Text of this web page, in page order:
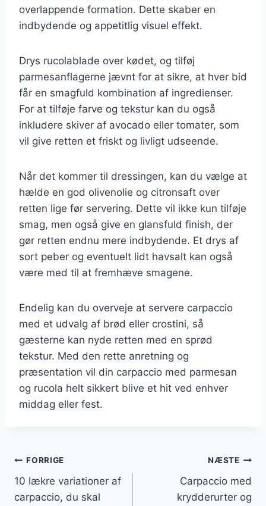
overlappende formation. Dette skaber en
indbydende og appetitlig visuel effekt.
Drys rucolablade over kødet, og tilføj
parmesanflagerne jævnt for at sikre, at hver bid
får en smagfuld kombination af ingredienser.
For at tilføje farve og tekstur kan du også
inkludere skiver af avocado eller tomater, som
vil give retten et friskt og livligt udseende.
Når det kommer til dressingen, kan du vælge at
hælde en god olivenolie og citronsaft over
retten lige før servering. Dette vil ikke kun tilføje
smag, men også give en glansfuld finish, der
gør retten endnu mere indbydende. Et drys af
sort peber og eventuelt lidt havsalt kan også
være med til at fremhæve smagene.
Endelig kan du overveje at servere carpaccio
med et udvalg af brød eller crostini, så
gæsterne kan nyde retten med en sprød
tekstur. Med den rette anretning og
præsentation vil din carpaccio med parmesan
og rucola helt sikkert blive et hit ved enhver
middag eller fest.
Indlægsnavigation
FORRIGE
10 lækre variationer af
carpaccio, du skal
NÆSTE
Carpaccio med
krydderurter og